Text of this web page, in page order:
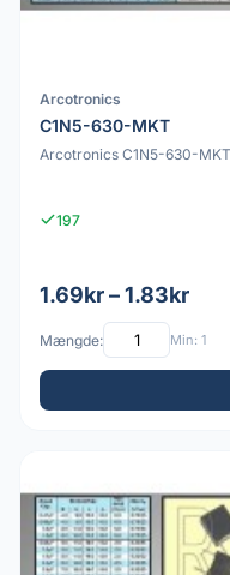
Arcotronics
C1N5-630-MKT
Arcotronics C1N5-630-
197
1.69kr – 1.83kr
Mængde: Min: 1